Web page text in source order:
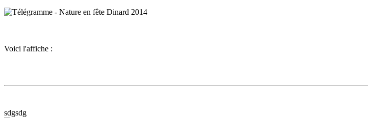
Voici l'affiche :
sdgsdg